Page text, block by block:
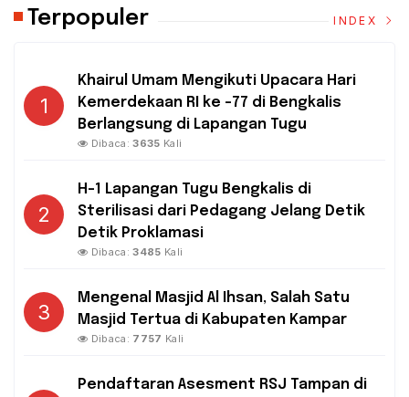
Terpopuler INDEX
1
Khairul Umam Mengikuti Upacara Hari
Kemerdekaan RI ke -77 di Bengkalis
Berlangsung di Lapangan Tugu
Dibaca:3635 Kali
2
H-1 Lapangan Tugu Bengkalis di
Sterilisasi dari Pedagang Jelang Detik
Detik Proklamasi
Dibaca:3485 Kali
3
Mengenal Masjid Al Ihsan, Salah Satu
Masjid Tertua di Kabupaten Kampar
Dibaca: 7757 Kali
Pendaftaran Asesment RSJ Tampan di